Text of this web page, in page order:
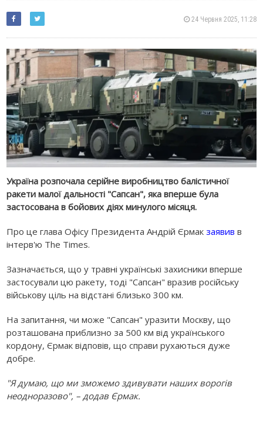
24 Червня 2025, 11:28
Україна розпочала серійне виробництво балістичної
ракети малої дальності "Сапсан", яка вперше була
застосована в бойових діях минулого місяця.
Про це глава Офісу Президента Андрій Єрмакзаявив в
інтерв'ю The Times.
Зазначається, що у травні українські захисники вперше
застосували цю ракету, тоді "Сапсан" вразив російську
військову ціль на відстані близько 300 км.
На запитання, чи може "Сапсан" уразити Москву, що
розташована приблизно за 500 км від українського
кордону, Єрмак відповів, що справи рухаються дуже
добре.
"Я думаю, що ми зможемо здивувати наших ворогів
неодноразово", – додав Єрмак.